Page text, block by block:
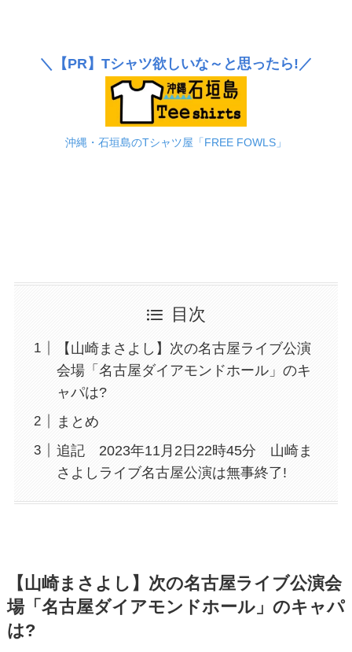
＼ 【PR】 Tシャツ欲しいな～と思ったら!／
沖縄・石垣島のTシャツ屋「FREE FOWLS」
目次
【山崎まさよし】次の名古屋ライブ公演
会場「名古屋ダイアモンドホール」のキ
ャパは?
まとめ
追記 2023年11月2日22時45分 山崎ま
さよしライブ名古屋公演は無事終了!
【山崎まさよし】次の名古屋ライブ公演会
場「名古屋ダイアモンドホール」のキャパ
は?